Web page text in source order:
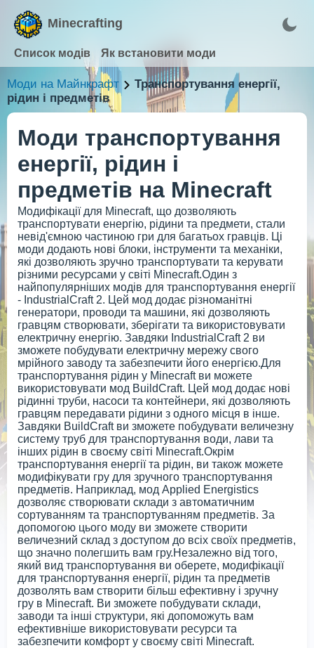
Minecrafting
Список модів Як встановити моди
Моди на Майнкрафт
Транспортування енергії,
рідин і предметів
Моди транспортування
енергії, рідин і
предметів на Minecraft
Модифікації для Minecraft, що дозволяють
транспортувати енергію, рідини та предмети, стали
невід'ємною частиною гри для багатьох гравців. Ці
моди додають нові блоки, інструменти та механіки,
які дозволяють зручно транспортувати та керувати
різними ресурсами у світі Minecraft.Один з
найпопулярніших модів для транспортування енергії
- IndustrialCraft 2. Цей мод додає різноманітні
генератори, проводи та машини, які дозволяють
гравцям створювати, зберігати та використовувати
електричну енергію. Завдяки IndustrialCraft 2 ви
зможете побудувати електричну мережу свого
мрійного заводу та забезпечити його енергією.Для
транспортування рідин у Minecraft ви можете
використовувати мод BuildCraft. Цей мод додає нові
рідинні труби, насоси та контейнери, які дозволяють
гравцям передавати рідини з одного місця в інше.
Завдяки BuildCraft ви зможете побудувати величезну
систему труб для транспортування води, лави та
інших рідин в своєму світі Minecraft.Окрім
транспортування енергії та рідин, ви також можете
модифікувати гру для зручного транспортування
предметів. Наприклад, мод Applied Energistics
дозволяє створювати склади з автоматичним
сортуванням та транспортуванням предметів. За
допомогою цього моду ви зможете створити
величезний склад з доступом до всіх своїх предметів,
що значно полегшить вам гру.Незалежно від того,
який вид транспортування ви оберете, модифікації
для транспортування енергії, рідин та предметів
дозволять вам створити більш ефективну і зручну
гру в Minecraft. Ви зможете побудувати склади,
заводи та інші структури, які допоможуть вам
ефективніше використовувати ресурси та
забезпечити комфорт у своєму світі Minecraft.